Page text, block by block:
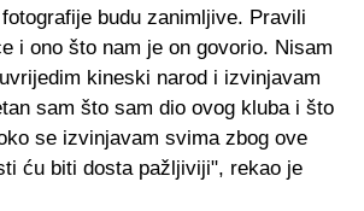
budu zanimljive. Pravili
i ono što nam je on govorio. Nisam
kineski narod i izvinjavam
sam što sam dio ovog kluba i što
se izvinjavam svima zbog ove
ću biti dosta pažljiviji", rekao je